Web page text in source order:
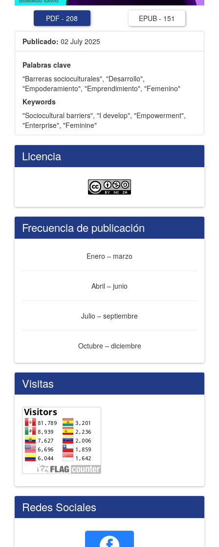
PDF-208 EPUB - 151
Publicado: 02 July 2025
Palabras clave
"Barreras socioculturales", "Desarrollo",
"Empoderamiento", "Emprendimiento", "Femenino"
Keywords
"Sociocultural barriers", "I develop", "Empowerment",
"Enterprise", "Feminine"
Licencia
Frecuencia de publicación
Enero – marzo
Abril – junio
Julio – septiembre
Octubre – diciembre
Visitas
Redes Sociales